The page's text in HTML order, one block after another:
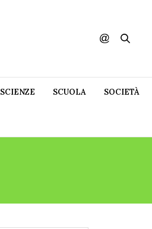
SCIENZE SCUOLA SOCIETÀ